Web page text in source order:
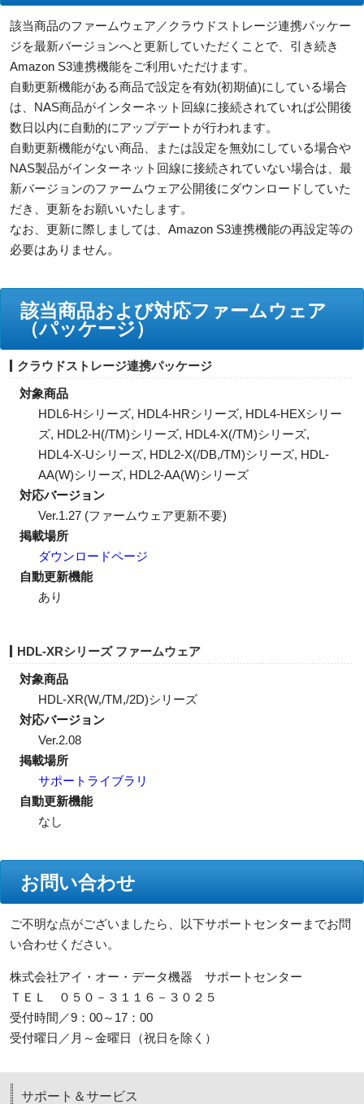
該当商品のファームウェア／クラウドストレージ連携パッケー
ジを最新バージョンへと更新していただくことで、引き続き
Amazon S3連携機能をご利用いただけます。
自動更新機能がある商品で設定を有効(初期値)にしている場合
は、NAS商品がインターネット回線に接続されていれば公開後
数日以内に自動的にアップデートが行われます。
自動更新機能がない商品、または設定を無効にしている場合や
NAS製品がインターネット回線に接続されていない場合は、最
新バージョンのファームウェア公開後にダウンロードしていた
だき、更新をお願いいたします。
なお、更新に際しましては、Amazon S3連携機能の再設定等の
必要はありません。
該当商品および対応ファームウェア
（パッケージ）
クラウドストレージ連携パッケージ
対象商品
HDL6-Hシリーズ, HDL4-HRシリーズ, HDL4-HEXシリー
ズ, HDL2-H(/TM)シリーズ, HDL4-X(/TM)シリーズ,
HDL4-X‐Uシリーズ, HDL2-X(/DB,/TM)シリーズ, HDL-
AA(W)シリーズ, HDL2-AA(W)シリーズ
対応バージョン
Ver.1.27 (ファームウェア更新不要)
掲載場所
ダウンロードページ
自動更新機能
あり
HDL-XRシリーズ ファームウェア
対象商品
HDL-XR(W,/TM,/2D)シリーズ
対応バージョン
Ver.2.08
掲載場所
サポートライブラリ
自動更新機能
なし
お問い合わせ
ご不明な点がございましたら、以下サポートセンターまでお問
い合わせください。
株式会社アイ・オー・データ機器 サポートセンター
ＴＥＬ ０５０－３１１６－３０２５
受付時間／9：00～17：00
受付曜日／月～金曜日（祝日を除く）
サポート＆サービス